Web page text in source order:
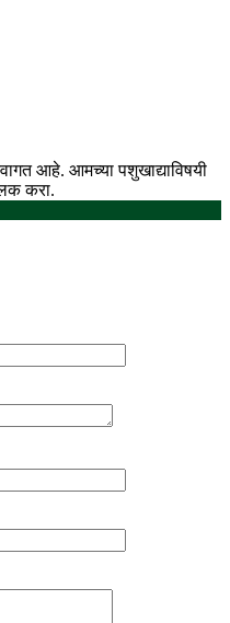
आहे. आमच्या पशुखाद्याविषयी
करा.